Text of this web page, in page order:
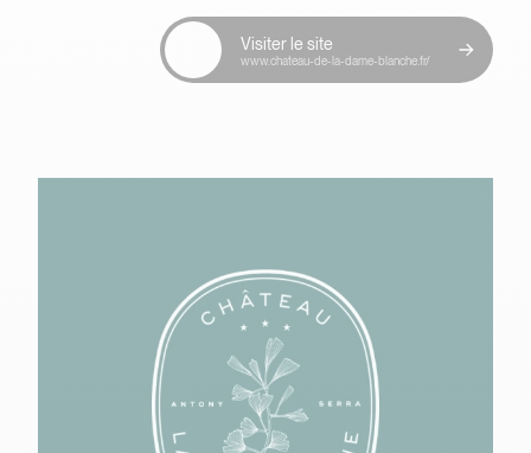
Visiter le site
www.chateau-de-la-dame-blanche.fr/